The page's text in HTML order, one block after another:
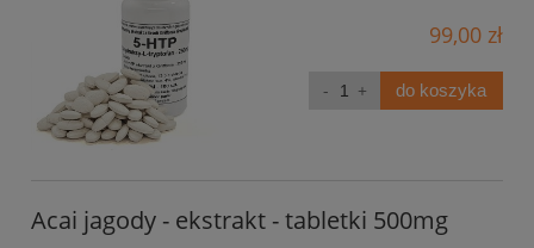
99,00 zł
do koszyka
Acai jagody - ekstrakt - tabletki 500mg